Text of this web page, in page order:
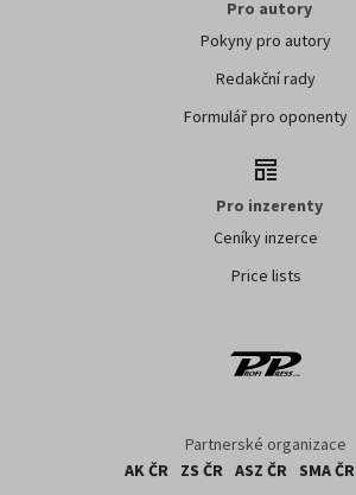
Pro autory
Pokyny pro autory
Redakční rady
Formulář pro oponenty
Pro inzerenty
Ceníky inzerce
Price lists
Partnerské organizace
AK ČR
ZS ČR ASZ ČR SMA ČR